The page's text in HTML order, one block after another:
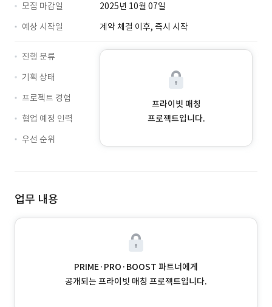
모집 마감일
2025년 10월 07일
예상 시작일
계약 체결 이후, 즉시 시작
프라이빗 매칭
프로젝트입니다.
진행 분류
기획 상태
프로젝트 경험
협업 예정 인력
우선 순위
업무 내용
PRIME·PRO·BOOST 파트너에게
공개되는 프라이빗 매칭 프로젝트입니다.